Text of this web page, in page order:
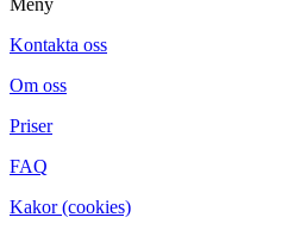
Meny
Kontakta oss
Om oss
Priser
FAQ
Kakor (cookies)